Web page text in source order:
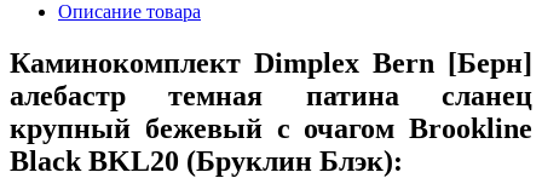
Описание товара
Каминокомплект Dimplex Bern [Берн]
алебастр темная патина сланец
крупный бежевый с очагом Brookline
Black BKL20 (Бруклин Блэк):